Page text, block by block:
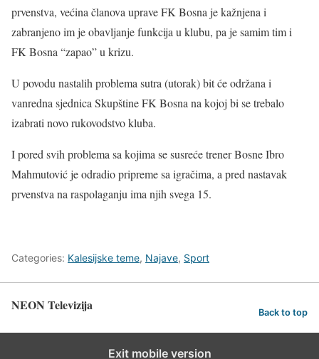
prvenstva, većina članova uprave FK Bosna je kažnjena i
zabranjeno im je obavljanje funkcija u klubu, pa je samim tim i
FK Bosna “zapao” u krizu.
U povodu nastalih problema sutra (utorak) bit će održana i
vanredna sjednica Skupštine FK Bosna na kojoj bi se trebalo
izabrati novo rukovodstvo kluba.
I pored svih problema sa kojima se susreće trener Bosne Ibro
Mahmutović je odradio pripreme sa igračima, a pred nastavak
prvenstva na raspolaganju ima njih svega 15.
Categories: Kalesijske teme, Najave, Sport
NEON Televizija Back to top
Exit mobile version